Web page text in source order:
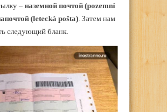
– наземной почтой (pozemní
(letecká pošta) . Затем нам
следующий бланк.